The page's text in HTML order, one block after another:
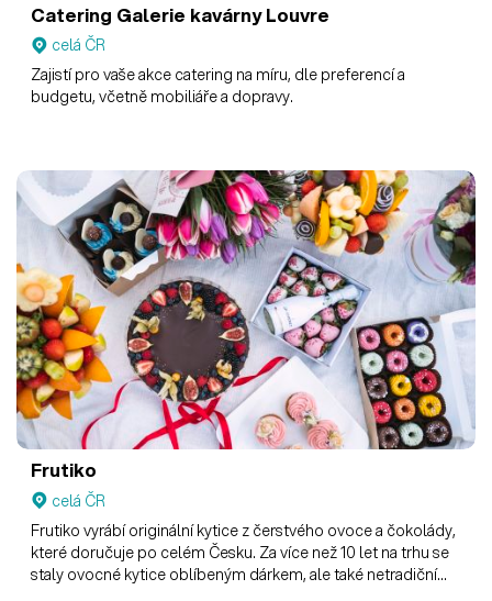
Catering Galerie kavárny Louvre
celá ČR
Zajistí pro vaše akce catering na míru, dle preferencí a
budgetu, včetně mobiliáře a dopravy.
Frutiko
celá ČR
Frutiko vyrábí originální kytice z čerstvého ovoce a čokolády,
které doručuje po celém Česku. Za více než 10 let na trhu se
staly ovocné kytice oblíbeným dárkem, ale také netradiční